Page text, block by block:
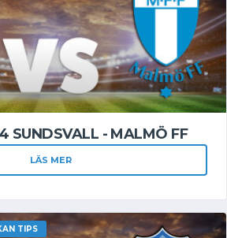
SUNDSVALL - MALMÖ FF
LÄS MER
TIPS